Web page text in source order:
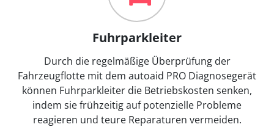
Fuhrparkleiter
Durch die regelmäßige Überprüfung der
Fahrzeugflotte mit dem autoaid PRO Diagnosegerät
können Fuhrparkleiter die Betriebskosten senken,
indem sie frühzeitig auf potenzielle Probleme
reagieren und teure Reparaturen vermeiden.